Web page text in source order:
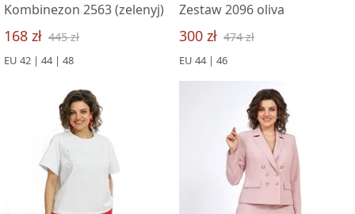
Kombinezon 2563 (zelenyj)
168 zł 445 zł
EU 42 | 44 | 48
Zestaw 2096 oliva
300 zł 474 zł
EU 44 | 46